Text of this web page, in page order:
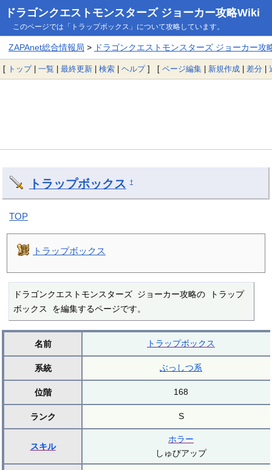
ドラゴンクエストモンスターズ ジョーカー攻略Wiki
このページでは「トラップボックス」について攻略しています。
ZAPAnet総合情報局 > ドラゴンクエストモンスターズ ジョーカー攻
[ トップ| 一覧 | 最終更新 | 検索 | ヘルプ] [ ページ編集 | 新規作成 | 差分 |
トラップボックス †
TOP
トラップボックス
ドラゴンクエストモンスターズ ジョーカー攻略の トラップ
ボックス を編集するページです。
名前 トラップボックス
系統 ぶっしつ系
位階 168
ランク S
スキル
ホラー
しゅびアップ